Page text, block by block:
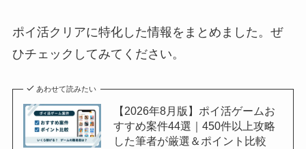
ポイ活クリアに特化した情報をまとめました。ぜ
ひチェックしてみてください。
あわせて読みたい
【2026年8月版】ポイ活ゲームお
すすめ案件44選｜450件以上攻略
した筆者が厳選＆ポイント比較